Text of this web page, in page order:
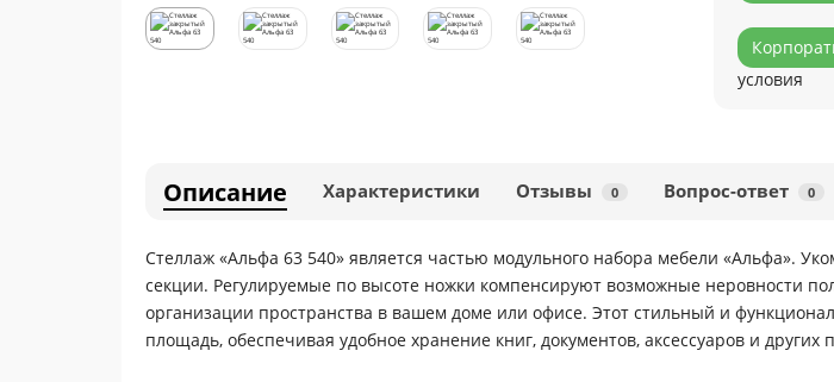
условия
Описание Характеристики Отзывы 0 Вопрос-ответ 0
Стеллаж «Альфа 63 540» является частью модульного набора мебели «Альфа».
секции. Регулируемые по высоте ножки компенсируют возможные неровности
организации пространства в вашем доме или офисе. Этот стильный и
площадь, обеспечивая удобное хранение книг, документов, аксессуаров и других